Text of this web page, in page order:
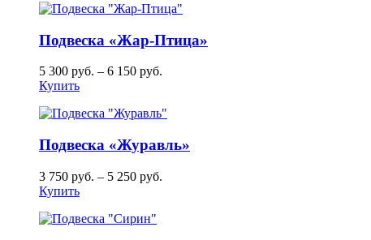
Подвеска «Жар-Птица»
5 300 руб. – 6 150 руб.
Купить
Подвеска «Журавль»
3 750 руб. – 5 250 руб.
Купить